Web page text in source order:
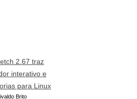
2.67 traz
interativo e
para Linux
Brito